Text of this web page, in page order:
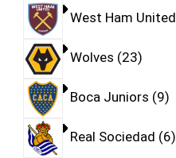
West Ham United
Wolves 23
Boca Juniors 9
Real Sociedad 6